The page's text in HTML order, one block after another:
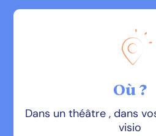
Où ?
Dans un théâtre , dans
visio